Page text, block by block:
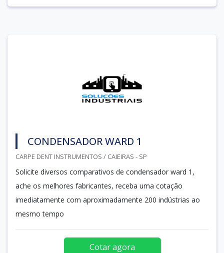
CONDENSADOR WARD 1
CARPE DENT INSTRUMENTOS / CAIEIRAS - SP
Solicite diversos comparativos de condensador ward 1,
ache os melhores fabricantes, receba uma cotação
imediatamente com aproximadamente 200 indústrias ao
mesmo tempo
Cotar agora